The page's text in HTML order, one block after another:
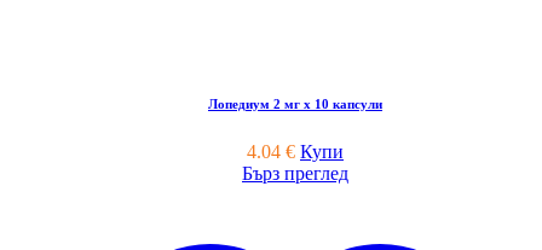
Лопедиум 2 мг x 10 капсули
4.04 € Купи
Бърз преглед